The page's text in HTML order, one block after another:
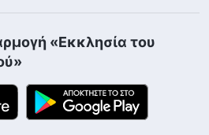
«Εκκλησία του